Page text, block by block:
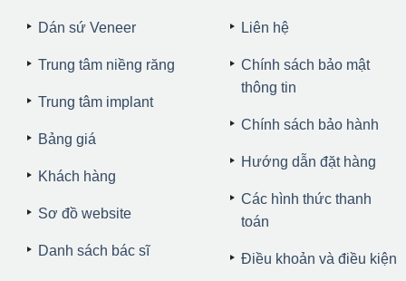
Dán sứ Veneer
Trung tâm niềng răng
Trung tâm implant
Bảng giá
Khách hàng
Sơ đồ website
Danh sách bác sĩ
Liên hệ
Chính sách bảo mật
thông tin
Chính sách bảo hành
Hướng dẫn đặt hàng
Các hình thức thanh
toán
Điều khoản và điều kiện